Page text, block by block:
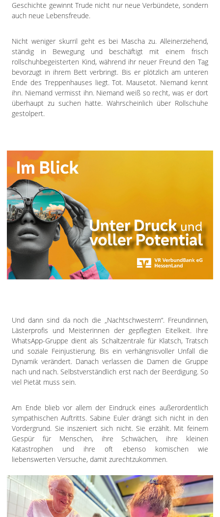
Geschichte gewinnt Trude nicht nur neue Verbündete, sondern
auch neue Lebensfreude.
Nicht weniger skurril geht es bei Mascha zu. Alleinerziehend,
ständig in Bewegung und beschäftigt mit einem frisch
rollschuhbegeisterten Kind, während ihr neuer Freund den Tag
bevorzugt in ihrem Bett verbringt. Bis er plötzlich am unteren
Ende des Treppenhauses liegt. Tot. Mausetot. Niemand kennt
ihn. Niemand vermisst ihn. Niemand weiß so recht, was er dort
überhaupt zu suchen hatte. Wahrscheinlich über Rollschuhe
gestolpert.
Und dann sind da noch die „Nachtschwestern“. Freundinnen,
Lästerprofis und Meisterinnen der gepflegten Eitelkeit. Ihre
WhatsApp-Gruppe dient als Schaltzentrale für Klatsch, Tratsch
und soziale Feinjustierung. Bis ein verhängnisvoller Unfall die
Dynamik verändert. Danach verlassen die Damen die Gruppe
nach und nach. Selbstverständlich erst nach der Beerdigung. So
viel Pietät muss sein.
Am Ende blieb vor allem der Eindruck eines außerordentlich
sympathischen Auftritts. Sabine Euler drängt sich nicht in den
Vordergrund. Sie inszeniert sich nicht. Sie erzählt. Mit feinem
Gespür für Menschen, ihre Schwächen, ihre kleinen
Katastrophen und ihre oft ebenso komischen wie
liebenswerten Versuche, damit zurechtzukommen.